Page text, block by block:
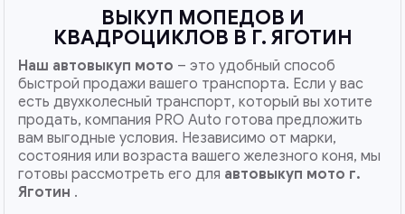
ВЫКУП МОПЕДОВ И
КВАДРОЦИКЛОВ В Г. ЯГОТИН
Наш автовыкуп мото – это удобный способ
быстрой продажи вашего транспорта. Если у вас
есть двухколесный транспорт, который вы хотите
продать, компания PRO Auto готова предложить
вам выгодные условия. Независимо от марки,
состояния или возраста вашего железного коня, мы
готовы рассмотреть его для автовыкуп мото г.
Яготин .